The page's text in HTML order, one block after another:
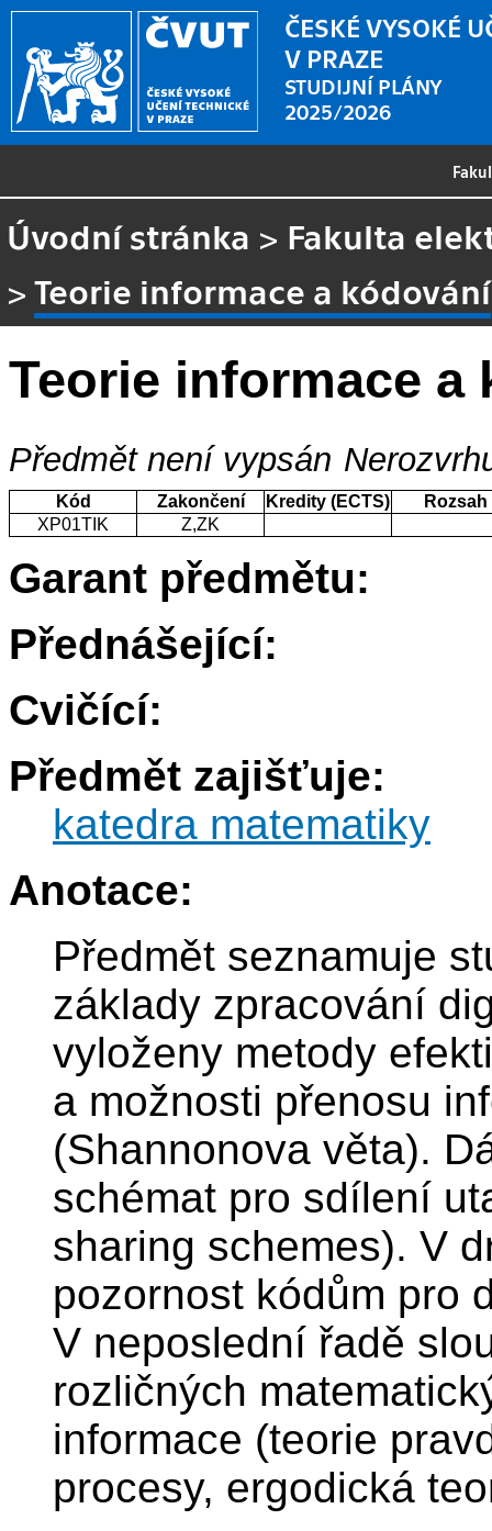
ČESKÉ VYSOKÉ
V PRAZE
STUDIJNÍ PLÁNY
2025/2026
Úvodní stránka > Fakulta
>Teorie informace a kódování
Teorie informace a
Předmět není vypsán
Kód Zakončení Kredity (ECTS)
Rozsah
XP01TIK
Z,ZK
Garant předmětu:
Přednášející:
Cvičící:
Předmět zajišťuje:
katedra matematiky
Anotace:
Předmět seznamuje
základy zpracování
vyloženy metody
a možnosti přenosu
(Shannonova věta).
schémat pro sdílení
sharing schemes). V
pozornost kódům pro
V neposlední řadě
rozličných
informace (teorie
procesy, ergodická